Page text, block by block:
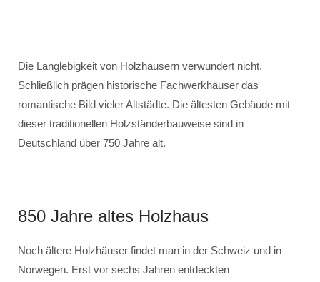
Die Langlebigkeit von Holzhäusern verwundert nicht.
Schließlich prägen historische Fachwerkhäuser das
romantische Bild vieler Altstädte. Die ältesten Gebäude mit
dieser traditionellen Holzständerbauweise sind in
Deutschland über 750 Jahre alt.
850 Jahre altes Holzhaus
Noch ältere Holzhäuser findet man in der Schweiz und in
Norwegen. Erst vor sechs Jahren entdeckten